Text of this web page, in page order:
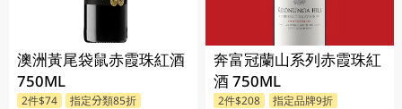
澳洲黃尾袋鼠赤霞珠紅酒
750ML
2件$74 指定分類85折
奔富冠蘭山系列赤霞珠紅
酒 750ML
2件$208
指定品牌9折